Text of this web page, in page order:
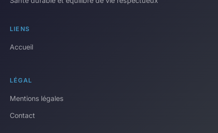
LIENS
Accueil
LÉGAL
Mentions légales
Contact